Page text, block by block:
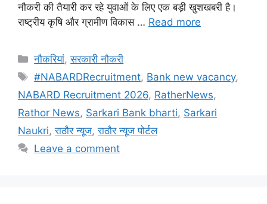
नौकरी की तैयारी कर रहे युवाओं के लिए एक बड़ी खुशखबरी है।
राष्ट्रीय कृषि और ग्रामीण विकास … Read more
Categories
नौकरियां,सरकारी नौकरी
Tags
#NABARDRecruitment, Bank new vacancy,
NABARD Recruitment 2026, RatherNews,
Rathor News, Sarkari Bank bharti, Sarkari
Naukri,राठौर न्यूज,राठौर न्यूज पोर्टल
Leave a comment